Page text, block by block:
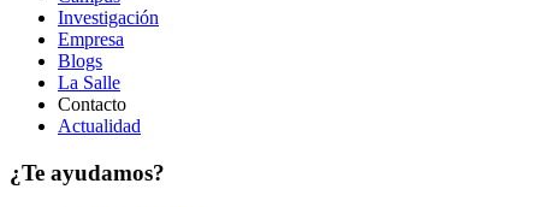
Investigación
Empresa
Blogs
La Salle
Contacto
Actualidad
¿Te ayudamos?